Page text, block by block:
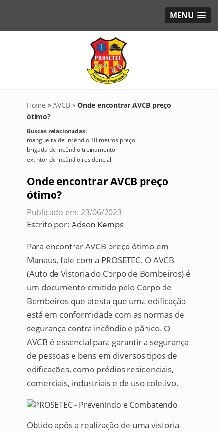
MENU
Home » AVCB » Onde encontrar AVCB preço
ótimo?
Buscas relacionadas:
mangueira de incêndio 30 metros preço
brigada de incêndio treinamento
extintor de incêndio residencial
Onde encontrar AVCB preço
ótimo?
Publicado em: 23/06/2023
Escrito por: Adson Kemps
Para encontrar AVCB preço ótimo em
Manaus, fale com a PROSETEC. O AVCB
(Auto de Vistoria do Corpo de Bombeiros) é
um documento emitido pelo Corpo de
Bombeiros que atesta que uma edificação
está em conformidade com as normas de
segurança contra incêndio e pânico. O
AVCB é essencial para garantir a segurança
de pessoas e bens em diversos tipos de
edificações, como prédios residenciais,
comerciais, industriais e de uso coletivo.
Obtido após a realização de uma vistoria